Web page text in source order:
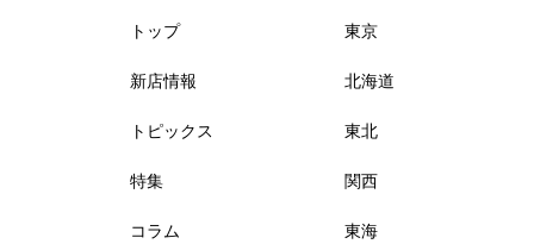
トップ
新店情報
トピックス
特集
コラム
東京
北海道
東北
関西
東海